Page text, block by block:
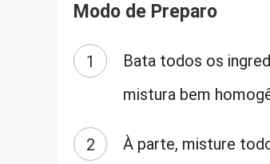
Modo de Preparo
Bata todos os
mistura bem
À parte, misture